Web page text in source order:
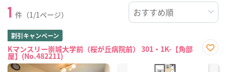
1 件（1/1ページ）
割引キャンペーン
Kマンスリー崇城大学前（桜が丘病院前） 301・1K-【角部
屋】(No.482211)
に入